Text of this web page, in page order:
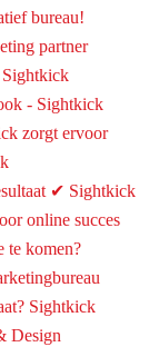
bureau!
partner
- Sightkick
zorgt ervoor
✔︎ Sightkick
online succes
te komen?
Sightkick
Design